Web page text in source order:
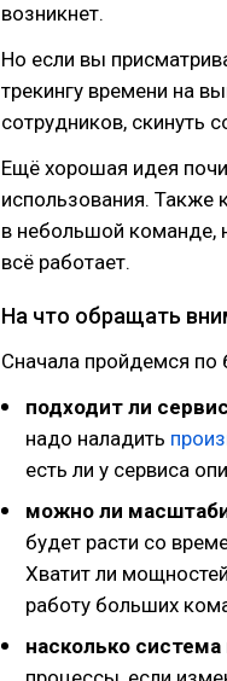
возникнет.
Но если вы
трекингу времени на
сотрудников, скинуть
Ещё хорошая идея
использования. Также
в небольшой команде,
всё работает.
На что обращать
Сначала пройдемся по
подходит ли
надо наладить
есть ли у сервиса
можно ли
будет расти со
Хватит ли
работу больших
насколько